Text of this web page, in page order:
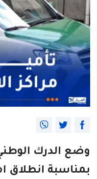
وضع الدرك
بمناسبة انطلاق